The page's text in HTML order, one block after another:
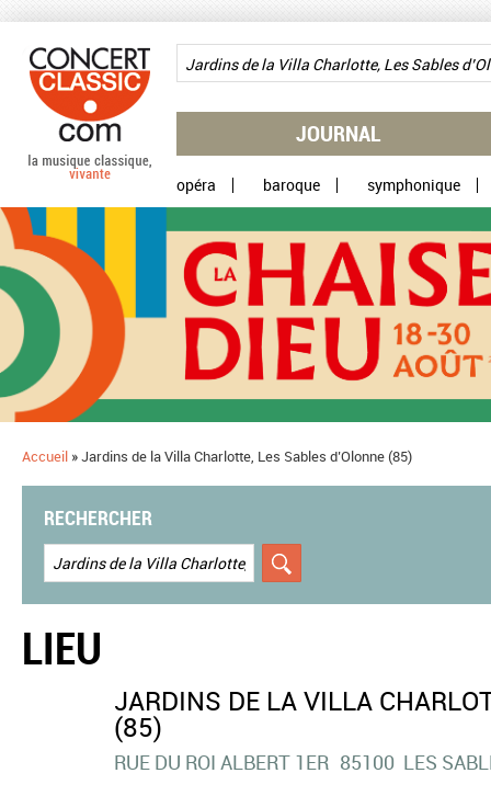
JOURNAL
opéra baroque symphonique
Accueil »Jardins de la Villa Charlotte, Les Sables d’Olonne (85)
RECHERCHER
LIEU
JARDINS DE LA VILLA
(85)
RUE DU ROI ALBERT 1ER 85100 LES